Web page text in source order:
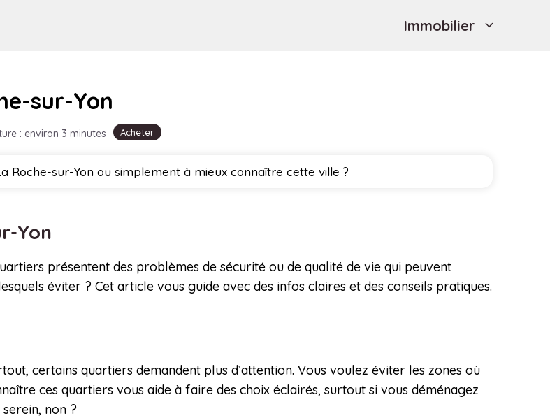
Immobilier
Acheter
sur-Yon
: environ 3 minutes
Roche-sur-Yon ou simplement à mieux connaître cette ville ?
Yon
présentent des problèmes de sécurité ou de qualité de vie qui peuvent
éviter ? Cet article vous guide avec des infos claires et des conseils pratiques.
certains quartiers demandent plus d’attention. Vous voulez éviter les zones où
ces quartiers vous aide à faire des choix éclairés, surtout si vous déménagez
non ?